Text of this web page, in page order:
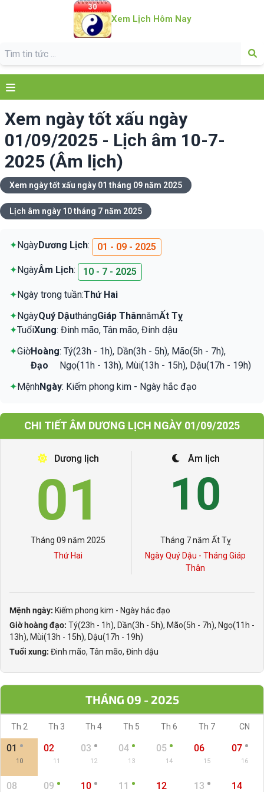
Xem Lịch Hôm Nay
Xem ngày tốt xấu ngày
01/09/2025 - Lịch âm 10-7-
2025 (Âm lịch)
Xem ngày tốt xấu ngày 01 tháng 09 năm 2025
Lịch âm ngày 10 tháng 7 năm 2025
✦NgàyDương Lịch: 01 - 09 - 2025
✦NgàyÂm Lịch: 10 - 7 - 2025
✦Ngày trong tuần:Thứ Hai
✦NgàyQuý DậuthángGiáp ThânnămẤt Tỵ
✦TuổiXung: Đinh mão, Tân mão, Đinh dậu
✦GiờHoàng
Đạo
: Tý(23h - 1h), Dần(3h - 5h), Mão(5h - 7h),
Ngọ(11h - 13h), Mùi(13h - 15h), Dậu(17h - 19h)
✦MệnhNgày: Kiếm phong kim - Ngày hắc đạo
CHI TIẾT ÂM DƯƠNG LỊCH NGÀY 01/09/2025
Dương lịch
01
Tháng 09 năm 2025
Thứ Hai
Âm lịch
10
Tháng 7 năm Ất Tỵ
Ngày Quý Dậu - Tháng Giáp
Thân
Mệnh ngày: Kiếm phong kim - Ngày hắc đạo
Giờ hoàng đạo: Tý(23h - 1h), Dần(3h - 5h), Mão(5h - 7h), Ngọ(11h -
13h), Mùi(13h - 15h), Dậu(17h - 19h)
Tuổi xung: Đinh mão, Tân mão, Đinh dậu
THÁNG 09 - 2025
Th 2 Th 3 Th 4 Th 5 Th 6 Th 7 CN
01
10
02
11
03
12
04
13
05
14
06
15
07
16
08 09 10 11 12 13 14